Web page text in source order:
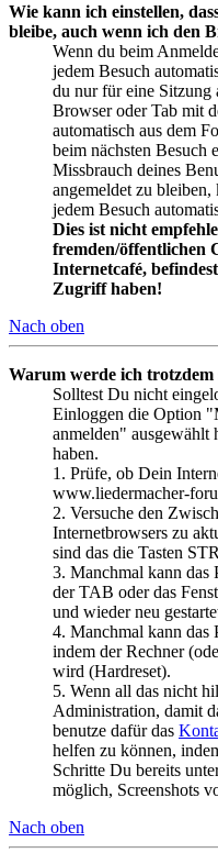
Wie kann ich einstellen,
bleibe, auch wenn ich den
Wenn du beim
jedem Besuch
du nur für eine Sitzung
Browser oder Tab mit
automatisch aus dem
beim nächsten Besuch
Missbrauch deines
angemeldet zu
jedem Besuch
Dies ist nicht
fremden/öffentlichen
Internetcafé,
Zugriff haben!
Nach oben
Warum werde ich trotzdem
Solltest Du nicht
Einloggen die Option
anmelden" ausgewählt
haben.
1. Prüfe, ob Dein
www.liedermacher-
2. Versuche den
Internetbrowsers zu
sind das die Tasten
3. Manchmal kann das
der TAB oder das
und wieder neu
4. Manchmal kann das
indem der Rechner
wird (Hardreset).
5. Wenn all das nicht
Administration, damit
benutze dafür das
helfen zu können,
Schritte Du bereits
möglich, Screenshots
Nach oben